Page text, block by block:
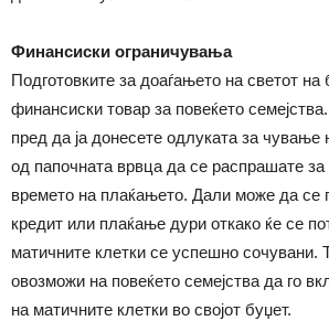
Финансиски ограничувања
Подготовките за доаѓањето на светот на
финансиски товар за повеќето
пред да ја донесете одлуката за чување
од папочната врвца да се распрашате за
времето на плаќањето. Дали може да се
кредит или плаќање дури откако ќе се
матичните клетки се успешно сочувани.
овозможи на повеќето семејства да го
на матичните клетки во својот буџет.